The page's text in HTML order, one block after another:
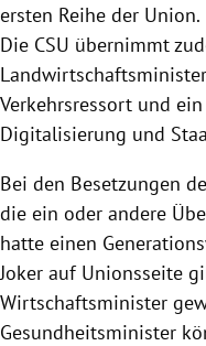
ersten Reihe der Union.
Die CSU übernimmt
Verkehrsressort und
Digitalisierung und
Bei den Besetzungen
die ein oder andere
hatte einen
Joker auf Unionsseite
Wirtschaftsminister
Gesundheitsminister